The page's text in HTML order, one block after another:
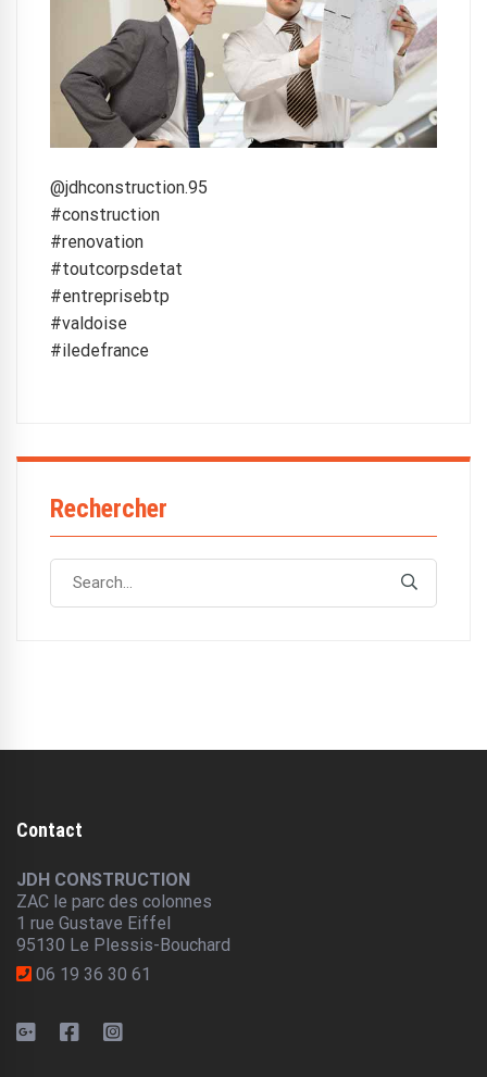
@jdhconstruction.95
#construction
#renovation
#toutcorpsdetat
#entreprisebtp
#valdoise
#iledefrance
Rechercher
Search
Contact
JDH CONSTRUCTION
ZAC le parc des colonnes
1 rue Gustave Eiffel
95130 Le Plessis-Bouchard
06 19 36 30 61